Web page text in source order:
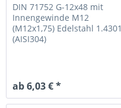
DIN 71752 G-12x48 mit
Innengewinde M12
(M12x1,75) Edelstahl 1.4301
(AISI304)
ab 6,03 € *